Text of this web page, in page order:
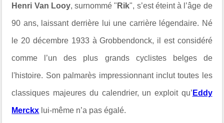
Henri Van Looy, surnommé " Rik", s’est éteint à l’âge de
90 ans, laissant derrière lui une carrière légendaire. Né
le 20 décembre 1933 à Grobbendonck, il est considéré
comme l’un des plus grands cyclistes belges de
l'histoire. Son palmarès impressionnant inclut toutes les
classiques majeures du calendrier, un exploit qu’ Eddy
Merckx lui-même n’a pas égalé.